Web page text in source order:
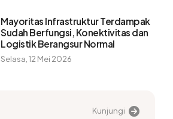
Mayoritas Infrastruktur Terdampak
Sudah Berfungsi, Konektivitas dan
Logistik Berangsur Normal
Selasa, 12 Mei 2026
Kunjungi